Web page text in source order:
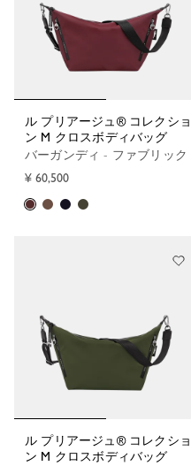
ル プリアージュ® コレクショ
ン M クロスボディバッグ
バーガンディ - ファブリック
¥ 60,500
ル プリアージュ® コレクショ
ン M クロスボディバッグ